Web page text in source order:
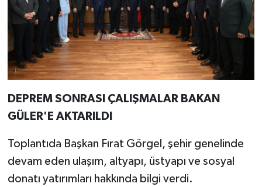
DEPREM SONRASI ÇALIŞMALAR BAKAN
GÜLER'E AKTARILDI
Toplantıda Başkan Fırat Görgel, şehir genelinde
devam eden ulaşım, altyapı, üstyapı ve sosyal
donatı yatırımları hakkında bilgi verdi.